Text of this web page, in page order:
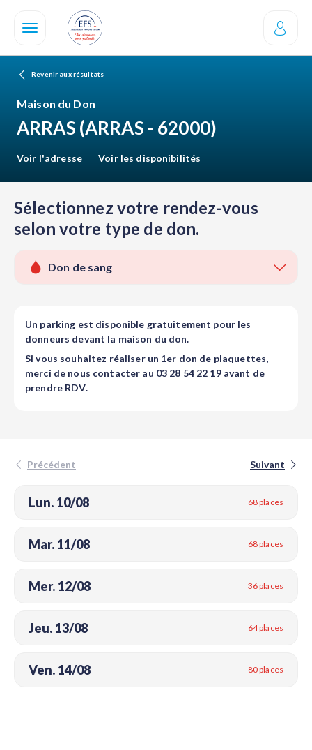
contenu
Revenir aux résultats
Maison du Don
ARRAS (ARRAS - 62000)
Voir l'adresse Voir les disponibilités
Sélectionnez votre rendez-vous
selon votre type de don.
Don de sang
Un parking est disponible gratuitement pour les
donneurs devant la maison du don.
Si vous souhaitez réaliser un 1er don de plaquettes,
merci de nous contacter au 03 28 54 22 19avant de
prendre RDV.
Lun. 10/08 68 places
Mar. 11/08 68 places
Mer. 12/08 36 places
Jeu. 13/08 64 places
Ven. 14/08 80 places
Précédent Suivant